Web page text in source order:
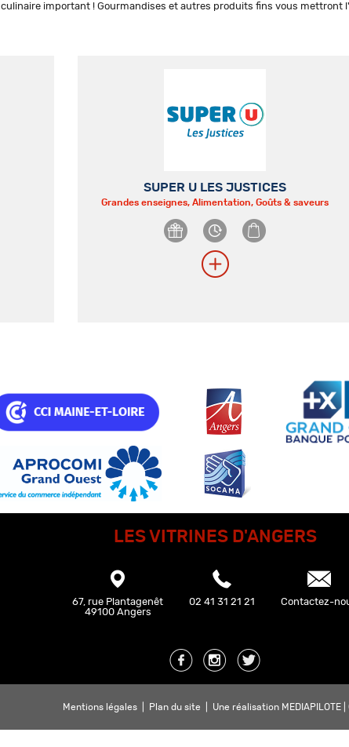
culinaire important ! Gourmandises et autres produits fins vous mettront
SUPER U LES JUSTICES
Grandes enseignes, Alimentation, Goûts & saveurs
LES VITRINES D'ANGERS
67, rue Plantagenêt
49100 Angers
02 41 31 21 21 Contactez-
Mentions légales Plan du site Une réalisation MEDIAPILOTE